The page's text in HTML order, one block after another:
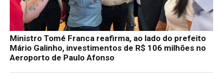
Ministro Tomé Franca reafirma, ao lado do prefeito
Mário Galinho, investimentos de R$ 106 milhões no
Aeroporto de Paulo Afonso